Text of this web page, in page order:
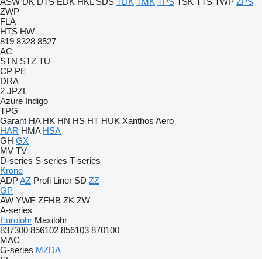
ZWP
FLA
HTS HW
819 8328 8527
AC
STN STZ TU
CP PE
DRA
2 JPZL
Azure Indigo
TPG
Garant HA HK HN HS HT HUK Xanthos Aero
HAR HMA HSA
GH GX
MV TV
D-series S-series T-series
Krone
ADPAZ Profi Liner SD ZZ
GP
AW YWE ZFHB ZK ZW
A-series
Eurolohr Maxilohr
837300 856102 856103 870100
MAC
G-series MZDA